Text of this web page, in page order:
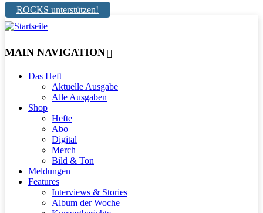
ROCKS unterstützen!
MAIN NAVIGATION
Das Heft
Aktuelle Ausgabe
Alle Ausgaben
Shop
Hefte
Abo
Digital
Merch
Bild & Ton
Meldungen
Features
Interviews & Stories
Album der Woche